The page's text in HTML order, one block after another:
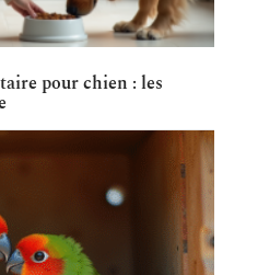
pour chien : les